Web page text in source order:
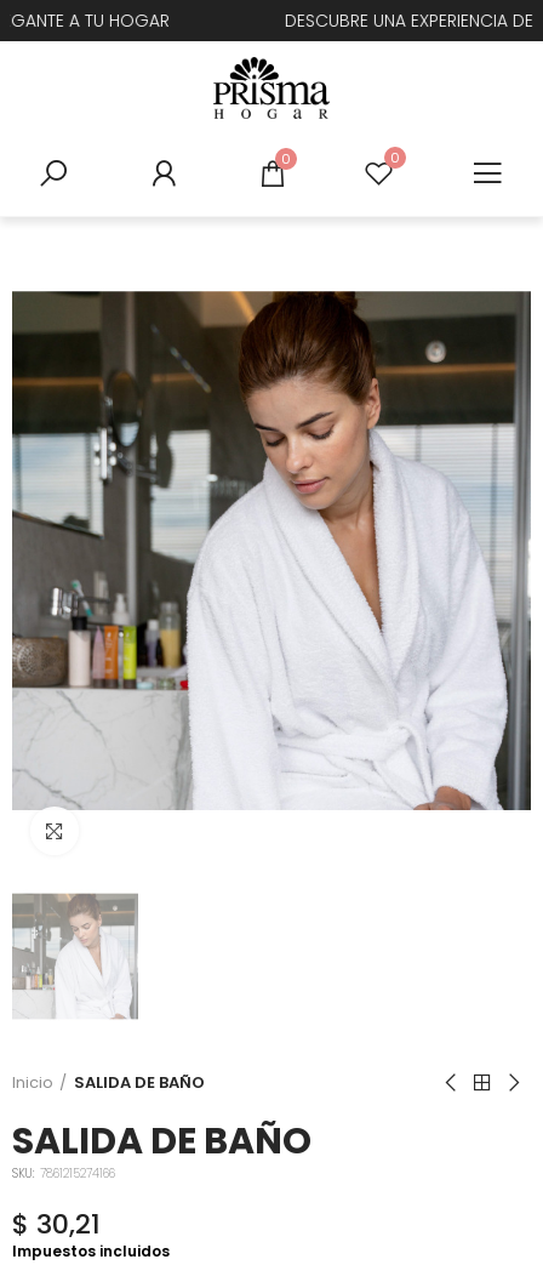
DESCUBRE UNA EXPERIENCIA DE CONFORT INCREÍBLE
0 0
Inicio SALIDA DE BAÑO
SALIDA DE BAÑO
SKU: 7861215274166
$ 30,21
Impuestos incluidos